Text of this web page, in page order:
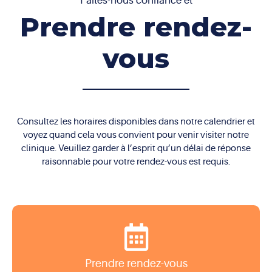
graisse sous la peau et une mauvaise circulation
sanguine contribuent également à son apparition,
rendant la surface de la peau inégale.
Prendre rendez-
vous
Consultez les horaires disponibles dans notre calendrier et
voyez quand cela vous convient pour venir visiter notre
clinique. Veuillez garder à l’esprit qu’un délai de réponse
raisonnable pour votre rendez-vous est requis.
Prendre rendez-vous